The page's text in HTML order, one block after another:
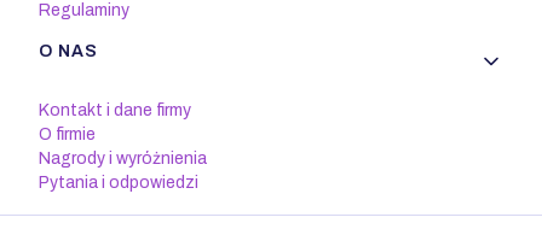
Regulaminy
O NAS
Kontakt i dane firmy
O firmie
Nagrody i wyróżnienia
Pytania i odpowiedzi